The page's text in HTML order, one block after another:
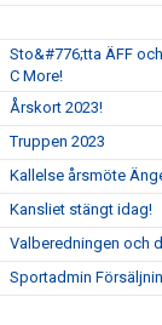
Sto&#776;tta ÄFF
C More!
Årskort 2023!
Truppen 2023
Kallelse årsmöte
Kansliet stängt idag!
Valberedningen och
Sportadmin